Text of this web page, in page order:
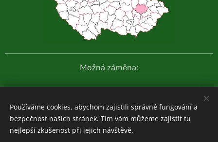
Možná záměna:
Další fotografie:
Používáme cookies, abychom zajistili správné fungování a
bezpečnost našich stránek. Tím vám můžeme zajistit tu
nejlepší zkušenost při jejich návštěvě.